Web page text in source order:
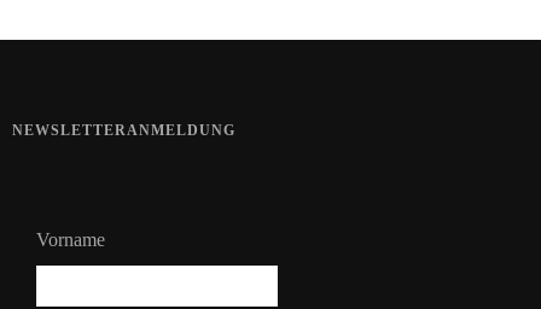
NEWSLETTERANMELDUNG
Vorname